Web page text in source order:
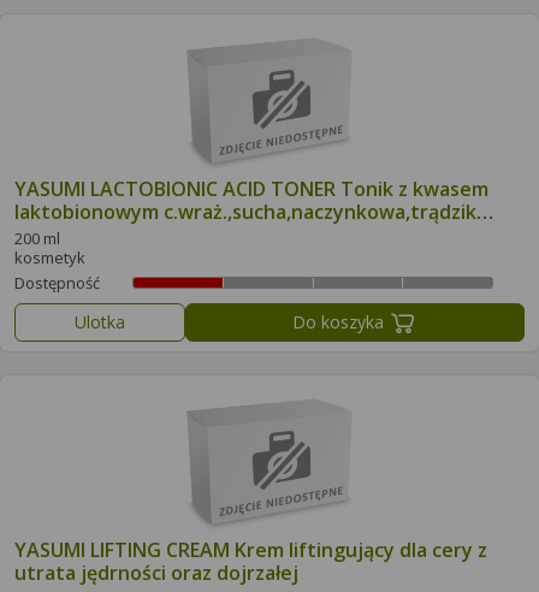
YASUMI LACTOBIONIC ACID TONER Tonik z kwasem
laktobionowym c.wraż.,sucha,naczynkowa,trądzik
różowaty
200 ml
kosmetyk
Dostępność
Ulotka Do koszyka
YASUMI LIFTING CREAM Krem liftingujący dla cery z
utrata jędrności oraz dojrzałej